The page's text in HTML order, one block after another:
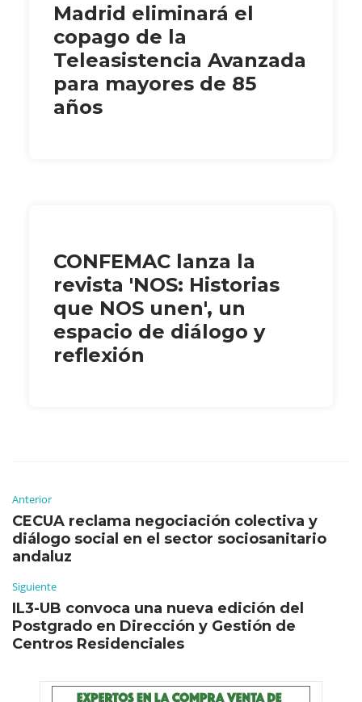
Madrid eliminará el
copago de la
Teleasistencia Avanzada
para mayores de 85
años
CONFEMAC lanza la
revista 'NOS: Historias
que NOS unen', un
espacio de diálogo y
reflexión
Anterior
CECUA reclama negociación colectiva y
diálogo social en el sector sociosanitario
andaluz
Siguiente
IL3-UB convoca una nueva edición del
Postgrado en Dirección y Gestión de
Centros Residenciales